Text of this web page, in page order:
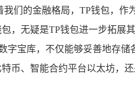
们的金融格局，TP钱包，作
，无疑是TP钱包进一步拓展
字宝库，不仅能够妥善地存
币、智能合约平台以太坊，